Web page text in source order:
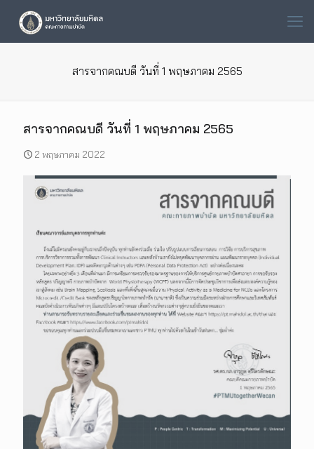
สารจากคณบดี วันที่ 1 พฤษภาคม 2565
สารจากคณบดี วันที่ 1 พฤษภาคม 2565
2 พฤษภาคม 2022